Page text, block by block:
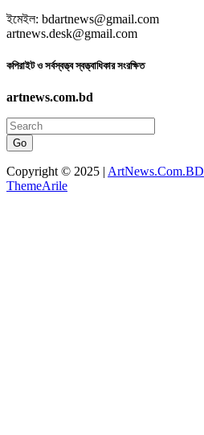
ইমেইল: bdartnews@gmail.com
artnews.desk@gmail.com
কপিরাইট ও সর্বস্বত্ত্ব স্বত্ত্বাধিকার সংরক্ষিত
artnews.com.bd
Go
Copyright © 2025 | ArtNews.Com.BD
ThemeArile